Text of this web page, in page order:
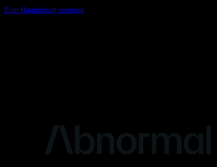
Zum Hauptinhalt springen